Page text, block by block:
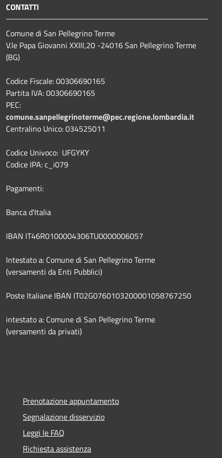
CONTATTI
Comune di San Pellegrino Terme
V.le Papa Giovanni XXIII,20 -24016 San Pellegrino Terme
(BG)
Codice Fiscale: 00306690165
Partita IVA: 00306690165
PEC:
comune.sanpellegrinoterme@pec.regione.lombardia.it
Centralino Unico: 034525011
Codice Univoco: UFGYKY
Codice IPA: c_i079
Pagamenti:
Banca d'Italia
IBAN IT46R0100004306TU0000006057
Intestato a: Comune di San Pellegrino Terme
(versamenti da Enti Pubblici)
Poste Italiane IBAN IT02G0760103200001058767250
intestato a: Comune di San Pellegrino Terme
(versamenti da privati)
Prenotazione appuntamento
Segnalazione disservizio
Leggi le FAQ
Richiesta assistenza